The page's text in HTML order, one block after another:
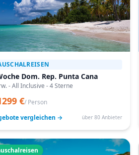
Dom. Rep. Punta Cana
- All Inclusive - 4 Sterne
€/ Person
vergleichen →
über 80 Anbieter